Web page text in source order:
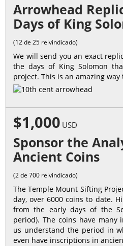
Arrowhead
Days of King
(12 de 25 reivindicado)
We will send you an exact
the days of King Solomon
project. This is an amazing
$1,000 USD
Sponsor the
Ancient Coins
(2 de 700 reivindicado)
The Temple Mount Sifting
day, over 6000 coins to date.
from the early days of the
period). The coins have
us understand the period in
even have inscriptions in